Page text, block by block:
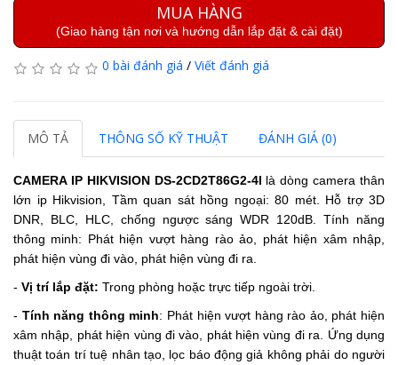
MUA HÀNG
(Giao hàng tận nơi và hướng dẫn lắp đặt & cài đặt)
0 bài đánh giá / Viết đánh giá
MÔ TẢ THÔNG SỐ KỸ THUẬT ĐÁNH GIÁ (0)
CAMERA IP HIKVISION DS-2CD2T86G2-4I là dòng camera thân
lớn ip Hikvision, Tầm quan sát hồng ngoại: 80 mét. Hỗ trợ 3D
DNR, BLC, HLC, chống ngược sáng WDR 120dB. Tính năng
thông minh: Phát hiện vượt hàng rào ảo, phát hiện xâm nhập,
phát hiện vùng đi vào, phát hiện vùng đi ra.
- Vị trí lắp đặt: Trong phòng hoặc trực tiếp ngoài trời.
- Tính năng thông minh: Phát hiện vượt hàng rào ảo, phát hiện
xâm nhập, phát hiện vùng đi vào, phát hiện vùng đi ra. Ứng dụng
thuật toán trí tuệ nhân tạo, lọc báo động giả không phải do người